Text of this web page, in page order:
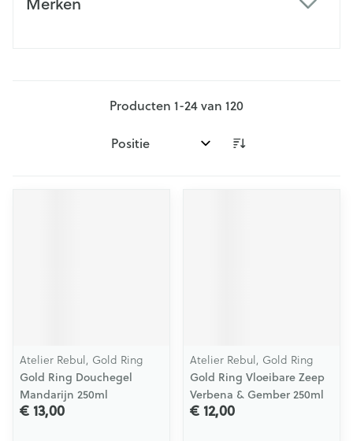
Producten 1-24van 120
Sorteer op:
Atelier Rebul, Gold Ring
Gold Ring Douchegel
Mandarijn 250ml
€ 13,00
Atelier Rebul, Gold Ring
Gold Ring Vloeibare Zeep
Verbena & Gember 250ml
€ 12,00